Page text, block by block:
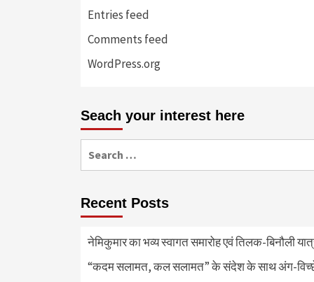
Entries feed
Comments feed
WordPress.org
Seach your interest here
for:
Recent Posts
नेमिकुमार का भव्य स्वागत समारोह एवं तिलक-बिनौली
“कदम सलामत, कल सलामत” के संदेश के साथ अंग-